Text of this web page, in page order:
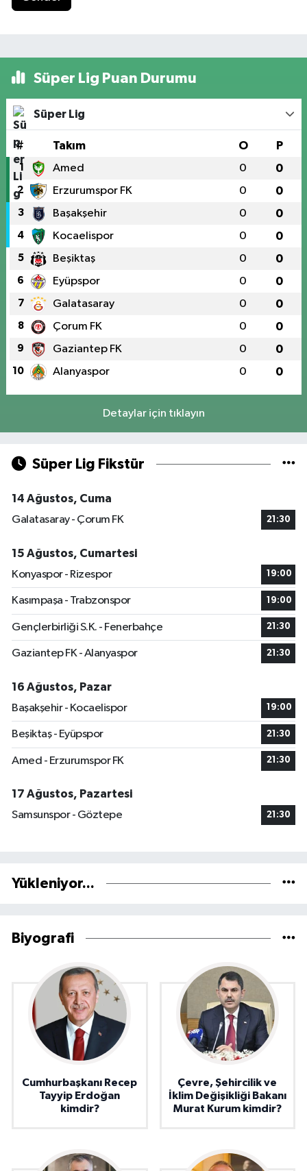
Süper Lig Puan Durumu
Süper Lig
# Takım O P
1 Amed 0 0
2 Erzurumspor FK 0 0
3 Başakşehir 0 0
4 Kocaelispor 0 0
5 Beşiktaş 0 0
6 Eyüpspor 0 0
7 Galatasaray 0 0
8 Çorum FK 0 0
9 Gaziantep FK 0 0
10 Alanyaspor 0 0
Detaylar için tıklayın
Süper Lig Fikstür
14 Ağustos, Cuma
Galatasaray - Çorum FK
21:30
15 Ağustos, Cumartesi
Konyaspor - Rizespor
19:00
Kasımpaşa - Trabzonspor 19:00
Gençlerbirliği S.K. - Fenerbahçe 21:30
Gaziantep FK - Alanyaspor 21:30
16 Ağustos, Pazar
Başakşehir - Kocaelispor
19:00
Beşiktaş - Eyüpspor 21:30
Amed - Erzurumspor FK 21:30
17 Ağustos, Pazartesi
Samsunspor - Göztepe
21:30
Yükleniyor...
Biyografi
Cumhurbaşkanı Recep
Tayyip Erdoğan
kimdir?
Çevre, Şehircilik ve
İklim Değişikliği Bakanı
Murat Kurum kimdir?